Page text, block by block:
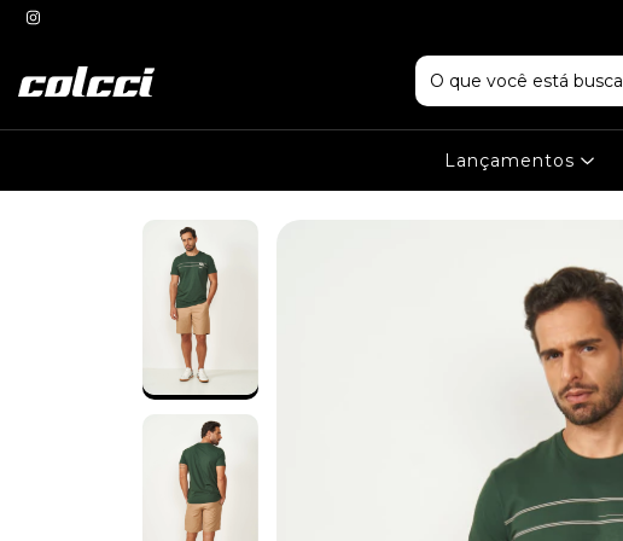
Lançamentos